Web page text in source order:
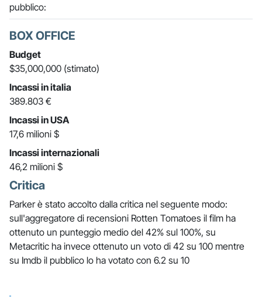
pubblico:
BOX OFFICE
Budget
$35,000,000 (stimato)
Incassi in italia
389.803 €
Incassi in USA
17,6 milioni $
Incassi internazionali
46,2 milioni $
Critica
Parker è stato accolto dalla critica nel seguente modo:
sull'aggregatore di recensioni Rotten Tomatoes il film ha
ottenuto un punteggio medio del 42% sul 100%, su
Metacritic ha invece ottenuto un voto di 42 su 100 mentre
su Imdb il pubblico lo ha votato con 6.2 su 10